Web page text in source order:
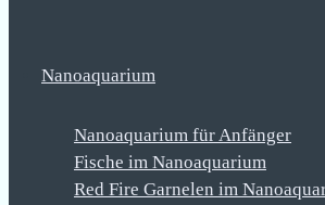
Nanoaquarium
Nanoaquarium für Anfänger
Fische im Nanoaquarium
Red Fire Garnelen im